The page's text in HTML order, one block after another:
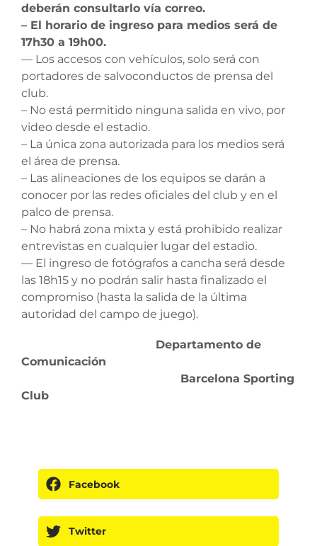
deberán consultarlo vía correo.
– El horario de ingreso para medios será de
17h30 a 19h00.
— Los accesos con vehículos, solo será con
portadores de salvoconductos de prensa del
club.
– No está permitido ninguna salida en vivo, por
video desde el estadio.
– La única zona autorizada para los medios será
el área de prensa.
– Las alineaciones de los equipos se darán a
conocer por las redes oficiales del club y en el
palco de prensa.
– No habrá zona mixta y está prohibido realizar
entrevistas en cualquier lugar del estadio.
— El ingreso de fotógrafos a cancha será desde
las 18h15 y no podrán salir hasta finalizado el
compromiso (hasta la salida de la última
autoridad del campo de juego).
Departamento de
Comunicación
Barcelona Sporting
Club
Facebook
Twitter